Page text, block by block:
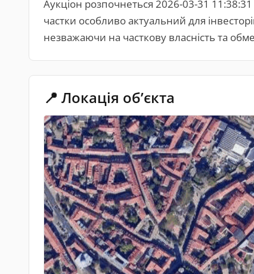
Аукціон розпочнеться 2026-03-31
частки особливо актуальний для
незважаючи на часткову власність та
📍 Локація обʼєкта